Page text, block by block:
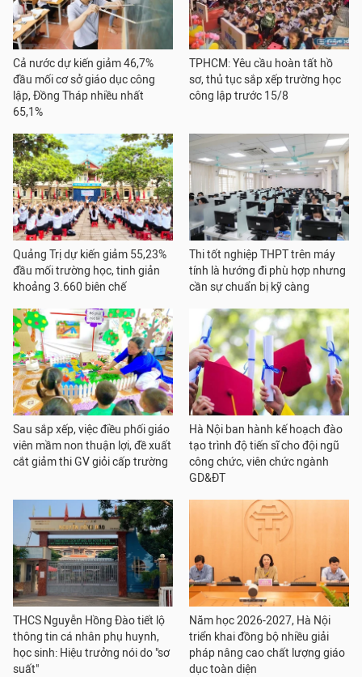
Cả nước dự kiến giảm 46,7%
đầu mối cơ sở giáo dục công
lập, Đồng Tháp nhiều nhất
65,1%
TPHCM: Yêu cầu hoàn tất hồ
sơ, thủ tục sắp xếp trường học
công lập trước 15/8
Quảng Trị dự kiến giảm 55,23%
đầu mối trường học, tinh giản
khoảng 3.660 biên chế
Thi tốt nghiệp THPT trên máy
tính là hướng đi phù hợp nhưng
cần sự chuẩn bị kỹ càng
Sau sắp xếp, việc điều phối giáo
viên mầm non thuận lợi, đề xuất
cắt giảm thi GV giỏi cấp trường
Hà Nội ban hành kế hoạch đào
tạo trình độ tiến sĩ cho đội ngũ
công chức, viên chức ngành
GD&ĐT
THCS Nguyễn Hồng Đào tiết lộ
thông tin cá nhân phụ huynh,
học sinh: Hiệu trưởng nói do "sơ
suất"
Năm học 2026-2027, Hà Nội
triển khai đồng bộ nhiều giải
pháp nâng cao chất lượng giáo
dục toàn diện